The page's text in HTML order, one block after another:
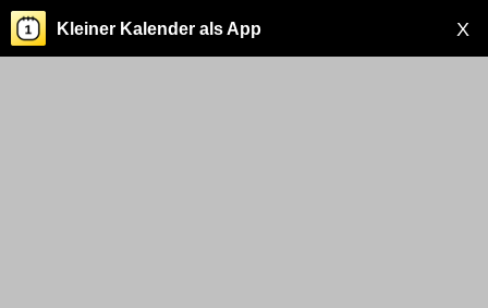
X
Kleiner Kalender als App